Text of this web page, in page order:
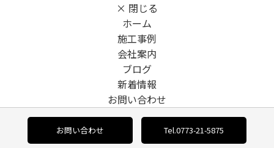
お問い合わせ Tel.0773-21-5875
× 閉じる
ホーム
施工事例
会社案内
ブログ
新着情報
お問い合わせ
利用規約
個人情報保護方針
× 閉じる